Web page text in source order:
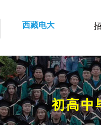
西藏电大
初高中